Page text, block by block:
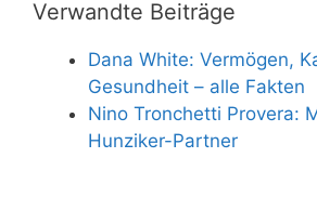
Verwandte Beiträge
Dana White: Vermögen,
Gesundheit – alle Fakten
Nino Tronchetti Provera:
Hunziker-Partner